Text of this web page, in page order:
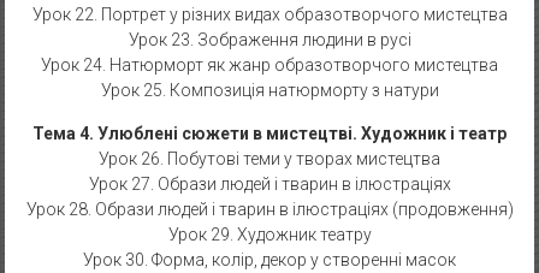
Урок 22. Портрет у різних видах образотворчого мистецтва
Урок 23. Зображення людини в русі
Урок 24. Натюрморт як жанр образотворчого мистецтва
Урок 25. Композиція натюрморту з натури
Тема 4. Улюблені сюжети в мистецтві. Художник і театр
Урок 26. Побутові теми у творах мистецтва
Урок 27. Образи людей і тварин в ілюстраціях
Урок 28. Образи людей і тварин в ілюстраціях (продовження)
Урок 29. Художник театру
Урок 30. Форма, колір, декор у створенні масок